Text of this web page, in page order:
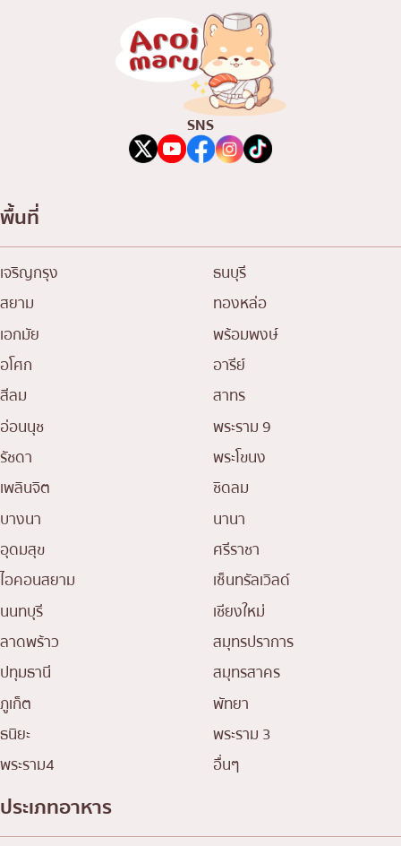
SNS
พื้นที่
เจริญกรุง
ธนบุรี
สยาม
ทองหล่อ
เอกมัย
พร้อมพงษ์
อโศก
อารีย์
สีลม
สาทร
อ่อนนุช
พระราม 9
รัชดา
พระโขนง
เพลินจิต
ชิดลม
บางนา
นานา
อุดมสุข
ศรีราชา
ไอคอนสยาม
เซ็นทรัลเวิลด์
นนทบุรี
เชียงใหม่
ลาดพร้าว
สมุทรปราการ
ปทุมธานี
สมุทรสาคร
ภูเก็ต
พัทยา
ธนิยะ
พระราม 3
พระราม4
อื่นๆ
ประเภทอาหาร